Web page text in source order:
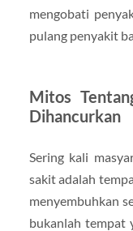
mengobati
pulang penyakit
Mitos
Dihancurkan
Sering kali
sakit adalah
menyembuhkan
bukanlah tempat